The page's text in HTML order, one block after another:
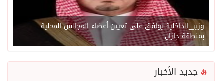
وزير_الداخلية يوافق على تعيين أعضاء المجالس المحلية
بمنطقة جازان
جديد الأخبار